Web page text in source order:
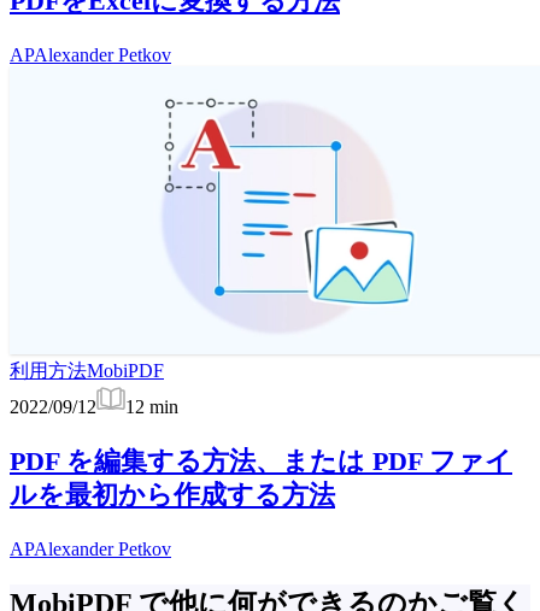
APAlexander Petkov
利用方法MobiPDF
2022/09/12
12 min
PDF を編集する方法、または PDF ファイ
ルを最初から作成する方法
APAlexander Petkov
MobiPDF で他に何ができるのかご覧く